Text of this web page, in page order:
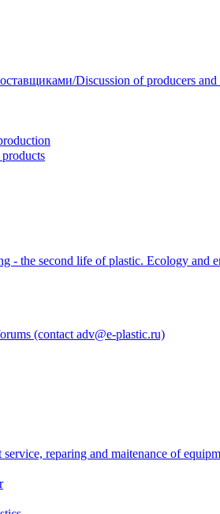
Discussion of producers and
- the second life of plastic. Ecology and
(contact adv@e-plastic.ru)
reparing and maitenance of